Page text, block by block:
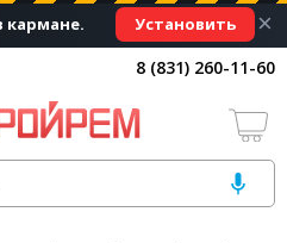
кармане. Установить ×
8 (831) 260-11-60